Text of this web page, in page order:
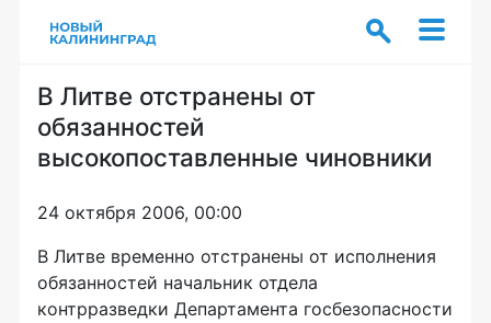
В Литве отстранены от
обязанностей
высокопоставленные чиновники
24 октября 2006, 00:00
В Литве временно отстранены от исполнения
обязанностей начальник отдела
контрразведки Департамента госбезопасности